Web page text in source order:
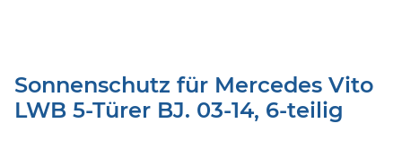
Sonnenschutz für Mercedes Vito
LWB 5-Türer BJ. 03-14, 6-teilig